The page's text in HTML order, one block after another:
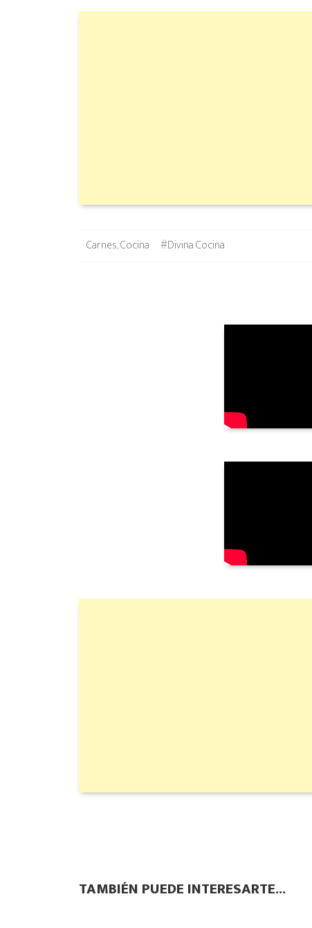
Categories
Carnes,Cocina Tags
#Divina Cocina
TAMBIÉN PUEDE INTERESARTE...